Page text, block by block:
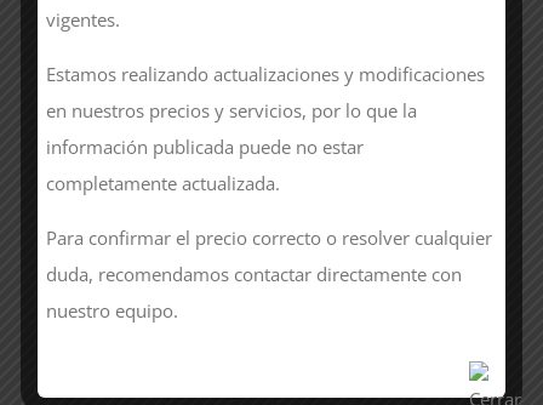
Uniformes
Etiquetas
bienestar laboral
vigentes.
Estamos realizando actualizaciones y modificaciones
en nuestros precios y servicios, por lo que la
información publicada puede no estar
completamente actualizada.
Para confirmar el precio correcto o resolver cualquier
duda, recomendamos contactar directamente con
nuestro equipo.